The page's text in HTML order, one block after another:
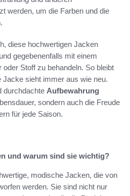
werden, um die Farben und die
diese hochwertigen Jacken
gegebenenfalls mit einem
oder Stoff zu behandeln. So bleibt
Jacke sieht immer aus wie neu.
durchdachte Aufbewahrung
sondern auch die Freude
für jede Saison.
und warum sind sie wichtig?
modische Jacken, die von
werden. Sie sind nicht nur